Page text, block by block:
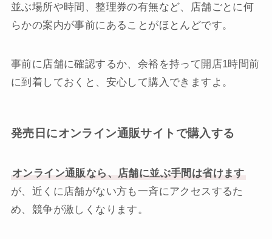
並ぶ場所や時間、整理券の有無など、店舗ごとに何
らかの案内が事前にあることがほとんどです。
事前に店舗に確認するか、余裕を持って開店1時間前
に到着しておくと、安心して購入できますよ。
発売日にオンライン通販サイトで購入する
オンライン通販なら、店舗に並ぶ手間は省けます
が、近くに店舗がない方も一斉にアクセスするた
め、競争が激しくなります。